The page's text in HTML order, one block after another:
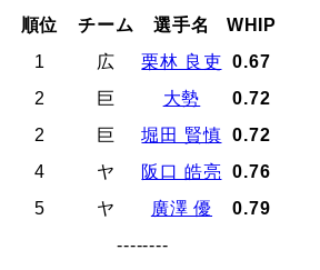
順位
チーム 選手名
WHIP
1
広 栗林 良吏
0.67
2
巨 大勢
0.72
2
巨 堀田 賢慎
0.72
4
ヤ 阪口 皓亮
0.76
5
ヤ 廣澤 優
0.79
--------